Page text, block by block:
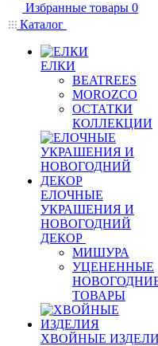
Избранные товары 0
Каталог
ЕЛКИ
BEATREES
MOROZCO
ОСТАТКИ
КОЛЛЕКЦИИ
ЕЛОЧНЫЕ
УКРАШЕНИЯ И
НОВОГОДНИЙ
ДЕКОР
МИШУРА
УЦЕНЕННЫЕ
ТОВАРЫ
ХВОЙНЫЕ